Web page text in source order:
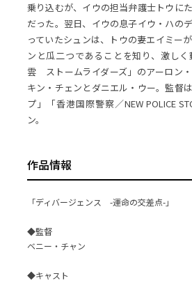
乗り込むが、イウの担当弁護士トウに
だった。翌日、イウの息子イウ・ハの
っていたシュンは、トウの妻エイミー
ンと瓜二つであることを知り、激し
雲 ストームライダーズ」のアーロン
キン・チェンとダニエル・ウー。監督
プ」「香港国際警察／NEW POLICE
ン。
作品情報
「ディバージェンス -運命の交差点-」
◆監督
ベニー・チャン
◆キャスト